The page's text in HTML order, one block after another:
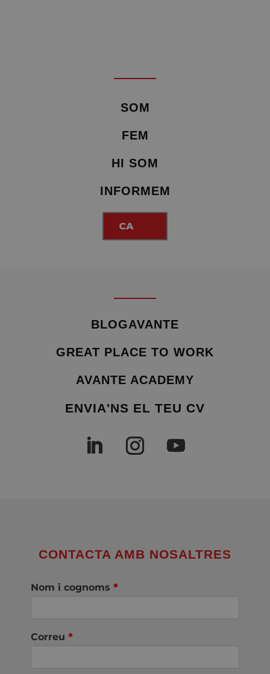
SOM
FEM
HI SOM
INFORMEM
CA
BLOGAVANTE
GREAT PLACE TO WORK
AVANTE ACADEMY
ENVIA'NS EL TEU CV
CONTACTA AMB NOSALTRES
Nom i cognoms *
Correu *